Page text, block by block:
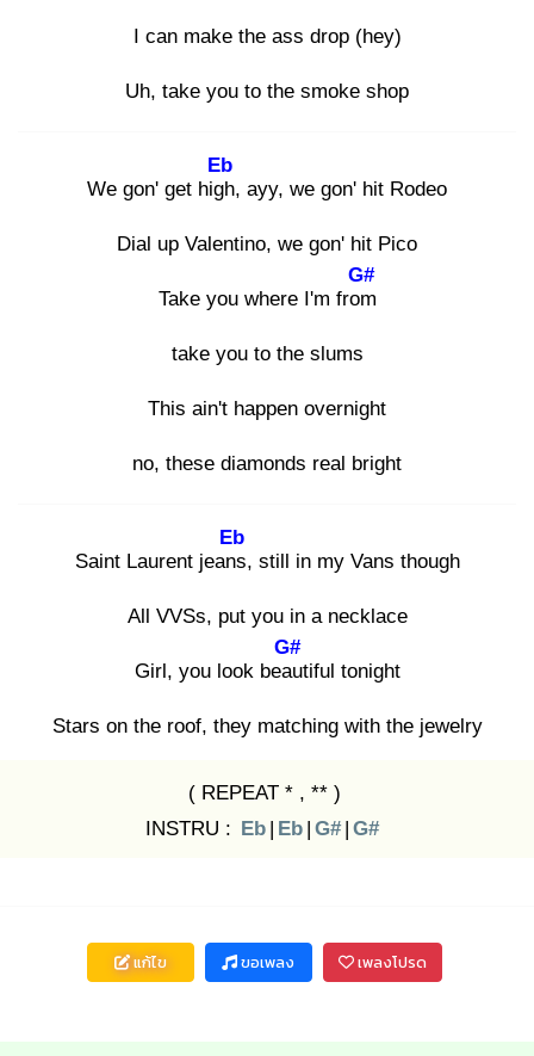
I can make the ass drop (hey)
Uh, take you to the smoke shop
We gon' get high
Eb
, ayy, we gon' hit Rodeo
Dial up Valentino, we gon' hit Pico
Take you where I'm from
G#
take you to the slums
This ain't happen overnight
no, these diamonds real bright
Saint Laurent jeans
Eb
, still in my Vans though
All VVSs, put you in a necklace
Girl, you look beau
G#
tiful tonight
Stars on the roof, they matching with the jewelry
( REPEAT * , ** )
INSTRU : Eb | Eb | G# | G#
แก้ไข ขอเพลง เพลงโปรด